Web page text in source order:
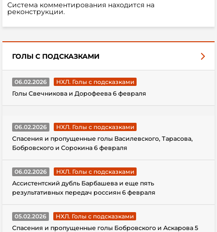
Система комментирования находится на
реконструкции.
ГОЛЫ С ПОДСКАЗКАМИ
06.02.2026
НХЛ. Голы с подсказками
Голы Свечникова и Дорофеева 6 февраля
06.02.2026
НХЛ. Голы с подсказками
Спасения и пропущенные голы Василевского, Тарасова,
Бобровского и Сорокина 6 февраля
06.02.2026
НХЛ. Голы с подсказками
Ассистентский дубль Барбашева и еще пять
результативных передач россиян 6 февраля
05.02.2026
НХЛ. Голы с подсказками
Спасения и пропущенные голы Бобровского и Аскарова 5